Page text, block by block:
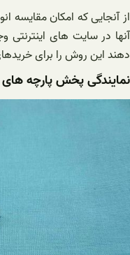
از آنجایی که امکان مقایسه
آنها در سایت های اینترنتی
دهند این روش را برای
نمایندگی پخش پارچه های